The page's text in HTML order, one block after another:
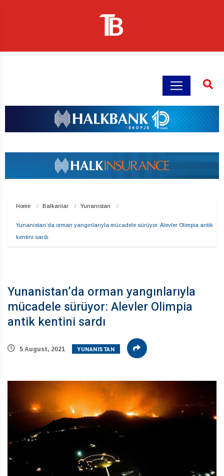
Home Balkanlar Yunanistan
Yunanistan’da orman yangınlarıyla mücadele sürüyor: Alevler Olimpia antik
kentini sardı
Yunanistan’da orman yangınlarıyla
mücadele sürüyor: Alevler Olimpia
antik kentini sardı
5 August, 2021 YUNANISTAN